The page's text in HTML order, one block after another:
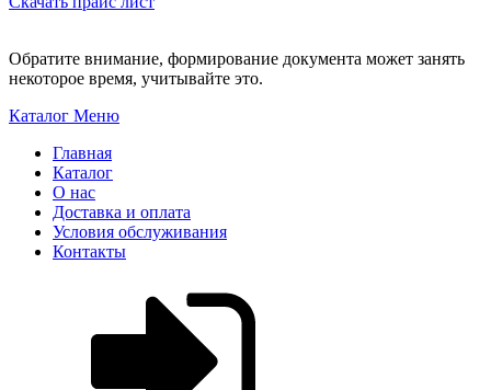
Обратите внимание, формирование документа может занять
некоторое время, учитывайте это.
Каталог Меню
Главная
Каталог
О нас
Доставка и оплата
Условия обслуживания
Контакты